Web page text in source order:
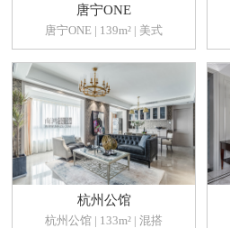
唐宁ONE
唐宁ONE | 139m² | 美式
杭州公馆
杭州公馆 | 133m² | 混搭